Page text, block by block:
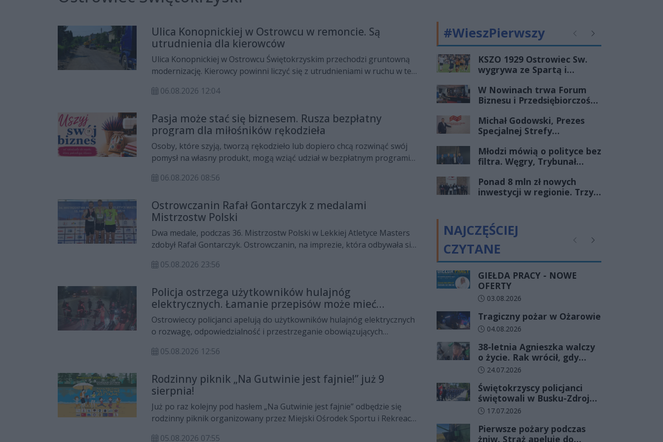
Ulica Konopnickiej w Ostrowcu w remoncie. Są
utrudnienia dla kierowców
Ulica Konopnickiej w Ostrowcu Świętokrzyskim przechodzi gruntowną
modernizację. Kierowcy powinni liczyć się z utrudnieniami w ruchu w tej
06.08.2026 12:04
Pasja może stać się biznesem. Rusza bezpłatny
program dla miłośników rękodzieła
Osoby, które szyją, tworzą rękodzieło lub dopiero chcą rozwinąć swój
pomysł na własny produkt, mogą wziąć udział w bezpłatnym programie
marki, którą pokochają klienci”. To propozycja dla wszystkich, którzy
dochodową działalność.
06.08.2026 08:56
Ostrowczanin Rafał Gontarczyk z medalami
Mistrzostw Polski
Dwa medale, podczas 36. Mistrzostw Polski w Lekkiej Atletyce Masters
zdobył Rafał Gontarczyk. Ostrowczanin, na imprezie, która odbywała się
05.08.2026 23:56
Policja ostrzega użytkowników hulajnóg
elektrycznych. Łamanie przepisów może mieć
poważne konsekwencje
Ostrowieccy policjanci apelują do użytkowników hulajnóg elektrycznych
o rozwagę, odpowiedzialność i przestrzeganie obowiązujących
dotyczące niebezpiecznych zachowań na ulicach miasta, a osoby rażąco
05.08.2026 12:56
Rodzinny piknik „Na Gutwinie jest fajnie!” już 9
sierpnia!
Już po raz kolejny pod hasłem „Na Gutwinie jest fajnie” odbędzie się
rodzinny piknik organizowany przez Miejski Ośrodek Sportu i Rekreacji
05.08.2026 07:55
#WieszPierwszy PoprzednieNastępne
KSZO 1929 Ostrowiec Sw.
wygrywa ze Spartą i
barażach o 2 ligę
W Nowinach trwa Forum
Biznesu i Przedsiębiorczości-
Michał Godowski, Prezes
Specjalnej Strefy
„Starachowice”, gościem
Porannej Rozmowy Radia
Młodzi mówią o polityce bez
filtra. Węgry, Trybunał
młode pokolenie naprawdę
zmienia zasady gry
Ponad 8 mln zł nowych
inwestycji w regionie. Trzy
NAJCZĘŚCIEJ
CZYTANE
PoprzednieNastępne
GIEŁDA PRACY - NOWE
OFERTY
Data dodania artykułu:
03.08.2026
Tragiczny pożar w Ożarowie
Data dodania artykułu:
04.08.2026
38-letnia Agnieszka walczy
o życie. Rak wrócił, gdy
wydawało się, że najgorsze
Data dodania artykułu:
24.07.2026
Świętokrzyscy policjanci
świętowali w Busku-Zdroju.
Czterdziestu nowych
ślubowanie
Data dodania artykułu:
17.07.2026
Pierwsze pożary podczas
żniw. Straż apeluje do